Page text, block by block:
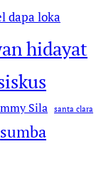
dapa loka
hidayat
Sila santa clara
sumba